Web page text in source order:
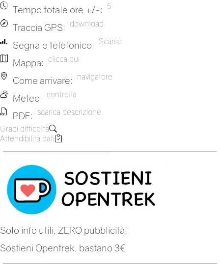
Tempo totale ore +/-: 5
Traccia GPS: download
Segnale telefonico: Scarso
Mappa: clicca qui
Come arrivare: navigatore
Meteo: controlla
PDF: scarica descrizione
Gradi difficoltà
Attendibilità dati
Solo info utili, ZERO pubblicità!
Sostieni Opentrek, bastano 3€